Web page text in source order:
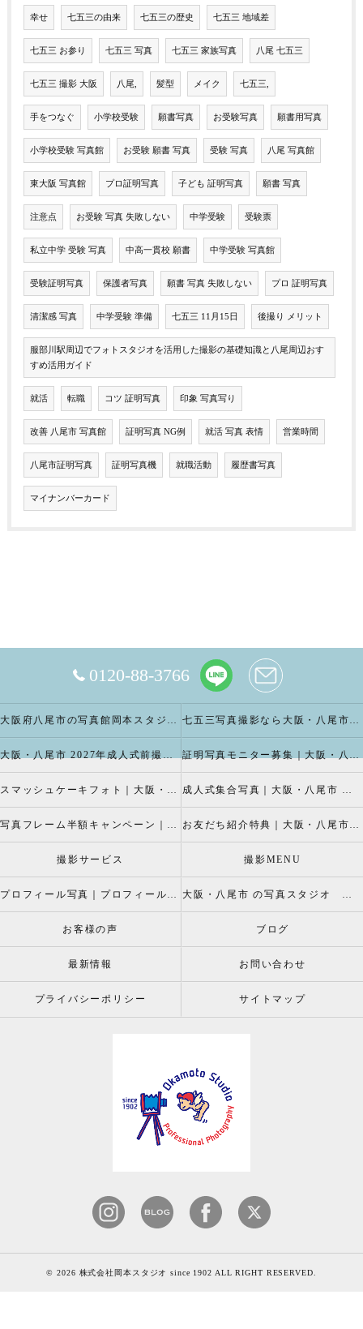
幸せ 七五三の由来 七五三の歴史 七五三 地域差
七五三 お参り 七五三 写真 七五三 家族写真 八尾 七五三
七五三 撮影 大阪 八尾, 髪型 メイク 七五三,
手をつなぐ 小学校受験 願書写真 お受験写真 願書用写真
小学校受験 写真館 お受験 願書 写真 受験 写真 八尾 写真館
東大阪 写真館 プロ証明写真 子ども 証明写真 願書 写真
注意点 お受験 写真 失敗しない 中学受験 受験票
私立中学 受験 写真 中高一貫校 願書 中学受験 写真館
受験証明写真 保護者写真 願書 写真 失敗しない プロ 証明写真
清潔感 写真 中学受験 準備 七五三 11月15日 後撮り メリット
服部川駅周辺でフォトスタジオを活用した撮影の基礎知識と八尾周辺おす
すめ活用ガイド
就活 転職 コツ 証明写真 印象 写真写り
改善 八尾市 写真館 証明写真 NG例 就活 写真 表情 営業時間
八尾市証明写真 証明写真機 就職活動 履歴書写真
マイナンバーカード
0120-88-3766
大阪府八尾市の写真館岡本スタジオの撮影キャンペーン 七五三写真撮影なら大阪・八尾市 の岡本スタジオへ
大阪・八尾市 2027年成人式前撮り振袖写真撮影、成人振袖レンタルなら2026年成人前撮りキャペーン開催中の岡本スタジオへ 証明写真モニター募集｜大阪・八尾市 証明写真撮影なら岡本スタジオへ！証明写真モニターモデル募集中！
スマッシュケーキフォト｜大阪・八尾市 スマッシュケーキ写真撮影、ベビーフォト撮影は岡本スタジオへ 成人式集合写真｜大阪・八尾市 友達集合写真、成人式集合写真撮影なら岡本スタジオへ
写真フレーム半額キャンペーン｜大阪・八尾市 写真撮影なら半額割引キャペーン開催中の岡本スタジオへ お友だち紹介特典｜大阪・八尾市 記念写真撮影なら岡本スタジオへ
撮影サービス 撮影MENU
プロフィール写真｜プロフィールフォト 大阪・八尾市 の写真スタジオ 岡本スタジオ2026年七五三撮影特設ページ
お客様の声 ブログ
最新情報 お問い合わせ
プライバシーポリシー サイトマップ
© 2026 株式会社岡本スタジオ since 1902 ALL RIGHT RESERVED.